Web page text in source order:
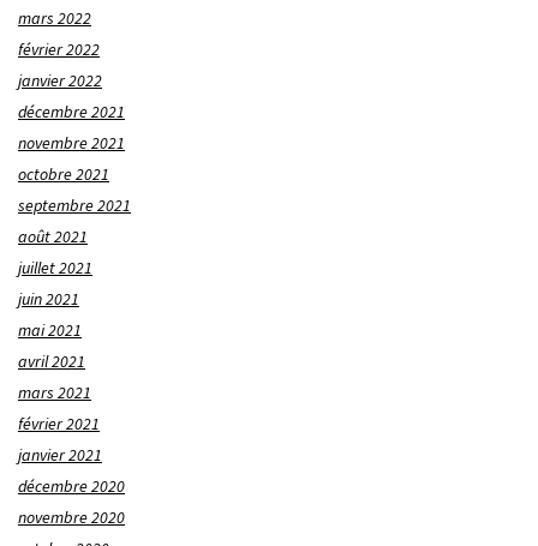
mars 2022
février 2022
janvier 2022
décembre 2021
novembre 2021
octobre 2021
septembre 2021
août 2021
juillet 2021
juin 2021
mai 2021
avril 2021
mars 2021
février 2021
janvier 2021
décembre 2020
novembre 2020